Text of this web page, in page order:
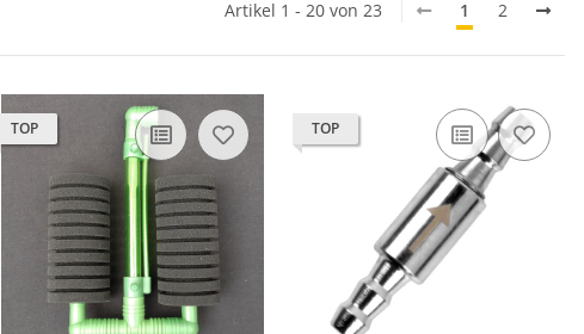
Artikel 1 - 20 von 23 1 2
TOP TOP